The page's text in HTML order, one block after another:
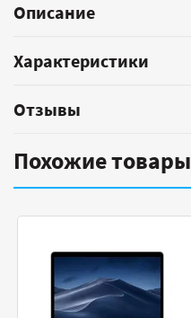
Описание
Характеристики
Отзывы
Похожие товары